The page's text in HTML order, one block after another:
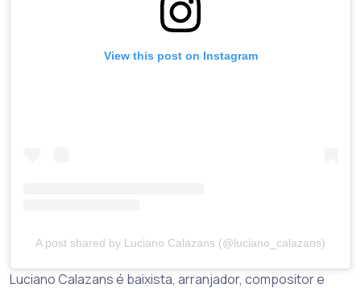
View this post on Instagram
A post shared by Luciano Calazans (@luciano_calazans)
Luciano Calazans é baixista, arranjador, compositor e